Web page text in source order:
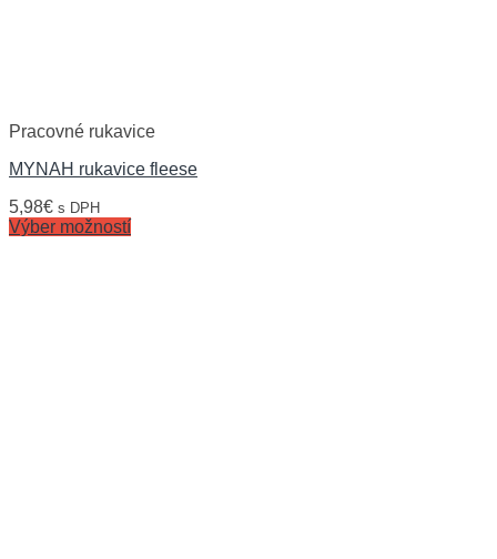
Pracovné rukavice
MYNAH rukavice fleese
5,98€ s DPH
Výber možností